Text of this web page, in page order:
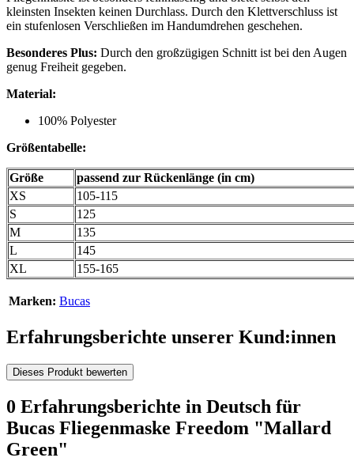
kleinsten Insekten keinen Durchlass. Durch den Klettverschluss ist
ein stufenlosen Verschließen im Handumdrehen geschehen.
Besonderes Plus: Durch den großzügigen Schnitt ist bei den Augen
genug Freiheit gegeben.
Material:
100% Polyester
Größentabelle:
Größe
passend zur Rückenlänge (in cm)
XS
105-115
S
125
M
135
L
145
XL
155-165
Marken: Bucas
Erfahrungsberichte unserer Kund:innen
Dieses Produkt bewerten
0 Erfahrungsberichte in Deutsch für
Bucas Fliegenmaske Freedom "Mallard
Green"